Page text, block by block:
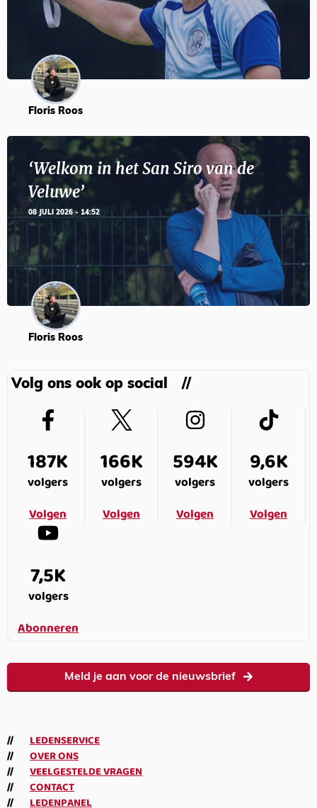
Floris Roos
‘Welkom in het San Siro van de
Veluwe’
08 JULI 2026 - 14:52
Floris Roos
Volg ons ook op social
187K
volgers
Volgen
166K
volgers
Volgen
594K
volgers
Volgen
9,6K
volgers
Volgen
7,5K
volgers
Abonneren
Meld je aan voor de nieuwsbrief
LEDENSERVICE
OVER ONS
VEELGESTELDE VRAGEN
CONTACT
LEDENPANEL